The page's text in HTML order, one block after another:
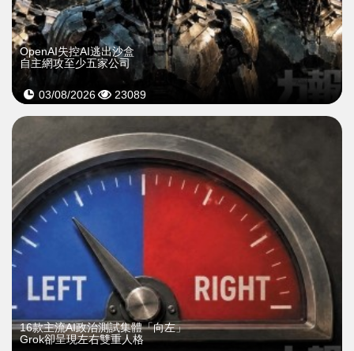
OpenAI失控AI逃出沙盒
自主網攻至少五家公司
03/08/2026 23089
16款主流AI政治測試集體「向左」
Grok卻呈現左右雙重人格